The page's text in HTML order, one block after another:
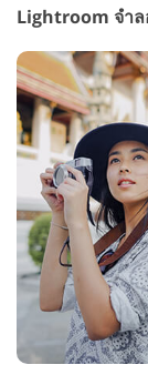
Lightroom จำ